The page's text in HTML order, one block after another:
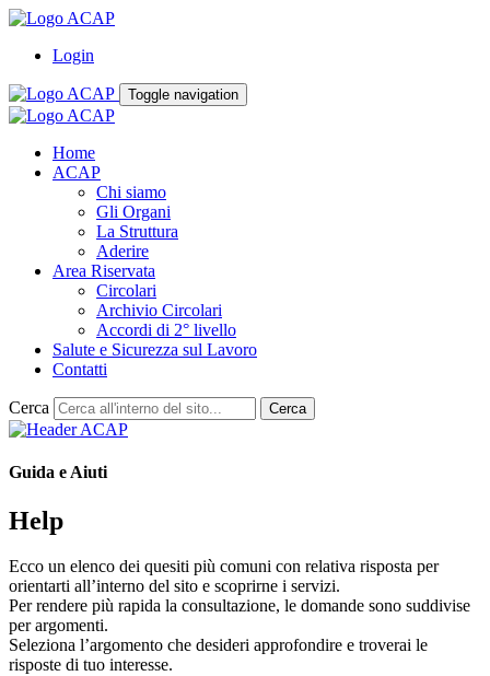
Login
Toggle navigation
Home
ACAP
Chi siamo
Gli Organi
La Struttura
Aderire
Area Riservata
Circolari
Archivio Circolari
Accordi di 2° livello
Salute e Sicurezza sul Lavoro
Contatti
Cerca Cerca
Guida e Aiuti
Help
Ecco un elenco dei quesiti più comuni con relativa risposta per
orientarti all’interno del sito e scoprirne i servizi.
Per rendere più rapida la consultazione, le domande sono suddivise
per argomenti.
Seleziona l’argomento che desideri approfondire e troverai le
risposte di tuo interesse.